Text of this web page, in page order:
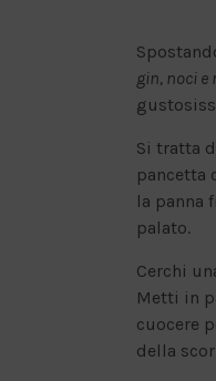
gin, noci e
Si tratta
pancetta
la panna
palato.
Cerchi
Metti in
cuocere
della